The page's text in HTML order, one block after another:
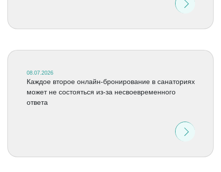
08.07.2026
Каждое второе онлайн-бронирование в санаториях
может не состояться из-за несвоевременного
ответа